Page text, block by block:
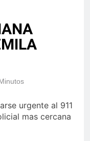
urgente al 911
mas cercana